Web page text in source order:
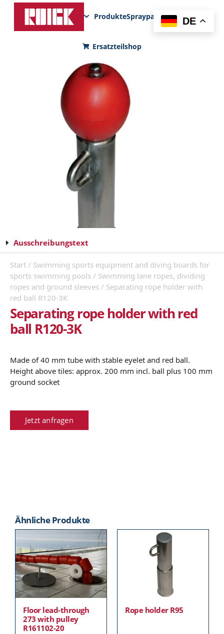
ProdukteSprayparksFunPadNews
Ersatzteilshop
Ausschreibungstext
Start / Swimming sports equipment and diving boards for
sports swimming pools / Swimming lane ropes, dividing
ropes and ground sleeves / Separating rope holder with
red ball R120-3K
Separating rope holder with red
ball R120-3K
Made of 40 mm tube with stable eyelet and red ball.
Height above tiles: approx. 200 mm incl. ball plus 100 mm
ground socket
Jetzt anfragen
Ähnliche Produkte
Floor lead-through
273 with pulley
R161102-20
Rope holder R95
DE